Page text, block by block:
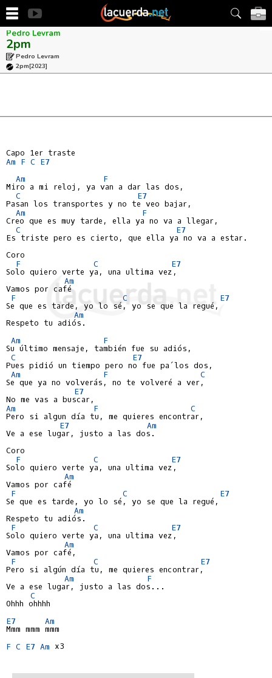
Pedro Levram
2pm
Pedro Levram
2pm[2023]
Am F C E7
Am
F
Miro a mi reloj, ya van a dar las dos,
C
E7
Pasan los transportes y no te veo bajar,
Am
F
Creo que es muy tarde, ella ya no va a llegar,
C
E7
Es triste pero es cierto, que ella ya no va a estar.
Coro
F
C
E7
Solo quiero verte ya, una ultima vez,
Am
Vamos por café
F
C
E7
Se que es tarde, yo lo sé, yo se que la regué,
Am
Respeto tu adiós.
Am
F
Su último mensaje, también fue su adiós,
C
E7
Pues pidió un tiempo pero no fue pa´los dos,
Am
F
C
Se que ya no volverás, no te volveré a ver,
E7
Am
F
C
Pero si algun día tu, me quieres encontrar,
E7
Am
Ve a ese lugar, justo a las dos.
Coro
F
C
E7
Solo quiero verte ya, una ultima vez,
Am
Vamos por café
F
C
E7
Se que es tarde, yo lo sé, yo se que la regué,
Am
Respeto tu adiós.
F
C
E7
Solo quiero verte ya, una ultima vez,
Am
Vamos por café,
F
C
E7
Pero si algún día tu, me quieres encontrar,
Am
F
Ve a ese lugar, justo a las dos...
C
Ohhh ohhhh
E7
Am
Mmm mmm mmm
F C E7 Am x3